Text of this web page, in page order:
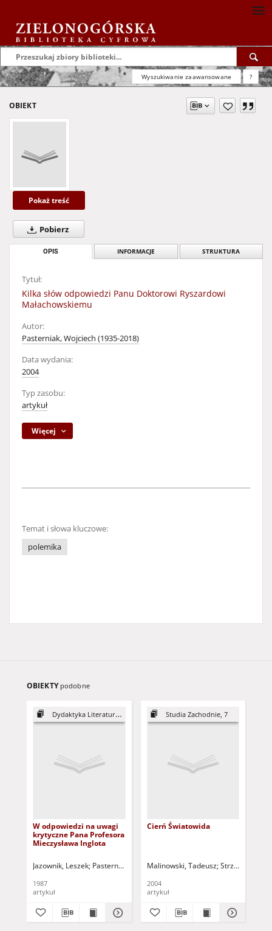
Wyszukiwanie zaawansowane ?
OBIEKT
Pokaż treść
Pobierz
OPIS INFORMACJE STRUKTURA
Tytuł:
Kilka słów odpowiedzi Panu Doktorowi Ryszardowi
Małachowskiemu
Autor:
Pasterniak, Wojciech (1935-2018)
Data wydania:
2004
Typ zasobu:
artykuł
Więcej
Temat i słowa kluczowe:
polemika
OBIEKTY podobne
Dydaktyka Literatury, 8
W odpowiedzi na uwagi
krytyczne Pana Profesora
Mieczysława Inglota
Jazownik, Leszek Pasterniak, Wojciech (1935-2018 ) - red.
1987
artykuł
Studia Zachodnie, 7
Cierń Światowida
Malinowski, Tadeusz Strzyżewski,
2004
artykuł